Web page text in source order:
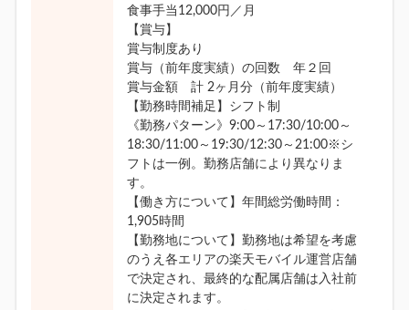
食事手当12,000円／月
【賞与】
賞与制度あり
賞与（前年度実績）の回数 年２回
賞与金額 計 2ヶ月分（前年度実績）
【勤務時間補足】シフト制
《勤務パターン》9:00～17:30/10:00～
18:30/11:00～19:30/12:30～21:00※シ
フトは一例。勤務店舗により異なりま
す。
【働き方について】年間総労働時間：
1,905時間
【勤務地について】勤務地は希望を考慮
のうえ各エリアの楽天モバイル運営店舗
で決定され、最終的な配属店舗は入社前
に決定されます。